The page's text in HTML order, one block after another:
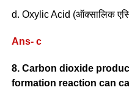
d. Oxylic Acid (ऑक्सालिक
Ans- c
8. Carbon dioxide
formation reaction can